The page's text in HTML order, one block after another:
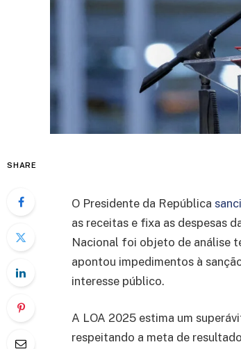
SHARE
O Presidente da República
as receitas e fixa as despesas
Nacional foi objeto de análise
apontou impedimentos à
interesse público.
A LOA 2025 estima um
respeitando a meta de